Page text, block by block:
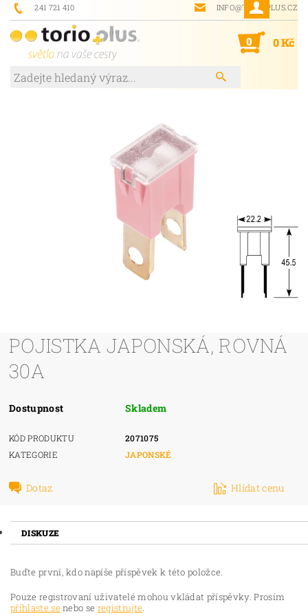
241 721 410 INFO@TORIOPLUS.CZ
0 0 Kč
POJISTKA JAPONSKÁ, ROVNÁ
30A
Dostupnost Skladem
KÓD PRODUKTU
2071075
KATEGORIE
JAPONSKÉ
Dotaz Hlídat cenu
DISKUZE
Buďte první, kdo napíše příspěvek k této položce.
Pouze registrovaní uživatelé mohou vkládat příspěvky. Prosím
přihlaste senebo se registrujte.